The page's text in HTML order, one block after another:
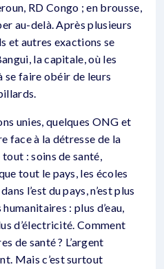
RD Congo ; en brousse,
au-delà. Après plusieurs
et autres exactions se
la capitale, où les
se faire obéir de leurs
unies, quelques ONG et
face à la détresse de la
: soins de santé,
tout le pays, les écoles
l’est du pays, n’est plus
: plus d’eau,
d’électricité. Comment
de santé ? L’argent
Mais c’est surtout